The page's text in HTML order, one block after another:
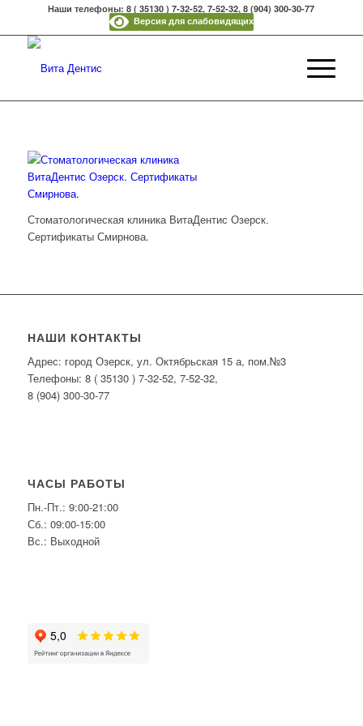
Наши телефоны: 8 ( 35130 ) 7-32-52, 7-52-32, 8 (904) 300-30-77
Версия для слабовидящих
Стоматологическая клиника ВитаДентис Озерск.
Сертификаты Смирнова.
НАШИ КОНТАКТЫ
Адрес: город Озерск, ул. Октябрьская 15 а, пом.№3
Телефоны: 8 ( 35130 ) 7-32-52, 7-52-32,
8 (904) 300-30-77
ЧАСЫ РАБОТЫ
Пн.-Пт.: 9:00-21:00
Сб.: 09:00-15:00
Вс.: Выходной